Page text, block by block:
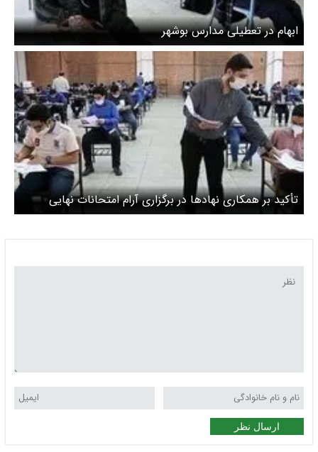
ابهام در تعطیلی مدارس بوشهر
تأکید بر همکاری نهادها در برگزاری آرام امتحانات نهایی
دانش‌آموزان
ارسال نظر